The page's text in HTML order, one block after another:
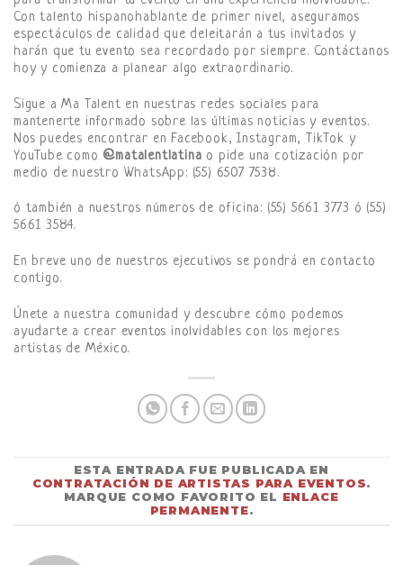
Con talento hispanohablante de primer nivel, aseguramos
espectáculos de calidad que deleitarán a tus invitados y
harán que tu evento sea recordado por siempre. Contáctanos
hoy y comienza a planear algo extraordinario.
Sigue a Ma Talent en nuestras redes sociales para
mantenerte informado sobre las últimas noticias y eventos.
Nos puedes encontrar en Facebook, Instagram, TikTok y
YouTube como @matalentlatina o pide una cotización por
medio de nuestro WhatsApp: (55) 6507 7538.
ó también a nuestros números de oficina: (55) 5661 3773 ó (55)
5661 3584.
En breve uno de nuestros ejecutivos se pondrá en contacto
contigo.
Únete a nuestra comunidad y descubre cómo podemos
ayudarte a crear eventos inolvidables con los mejores
artistas de México.
ESTA ENTRADA FUE PUBLICADA EN
CONTRATACIÓN DE ARTISTAS PARA EVENTOS.
MARQUE COMO FAVORITO EL ENLACE
PERMANENTE.